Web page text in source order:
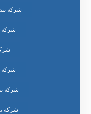
شركة
شركة
شركة
شركة
شركة